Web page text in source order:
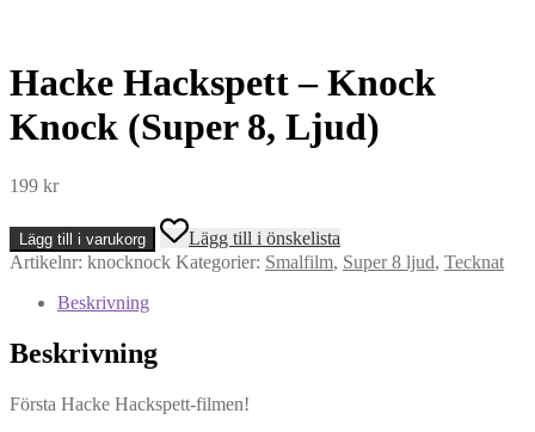
Hacke Hackspett – Knock
Knock (Super 8, Ljud)
199 kr
Hacke
Hackspett
-
Knock
8,
mängd
Lägg till i varukorg
Lägg till i önskelista
Artikelnr: knocknock Kategorier: Smalfilm, Super 8 ljud, Tecknat
Beskrivning
Beskrivning
Första Hacke Hackspett-filmen!